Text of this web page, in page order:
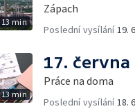
13 min
Zápach
Poslední vysílání19.
13 min
17. června
Práce na doma
Poslední vysílání18.